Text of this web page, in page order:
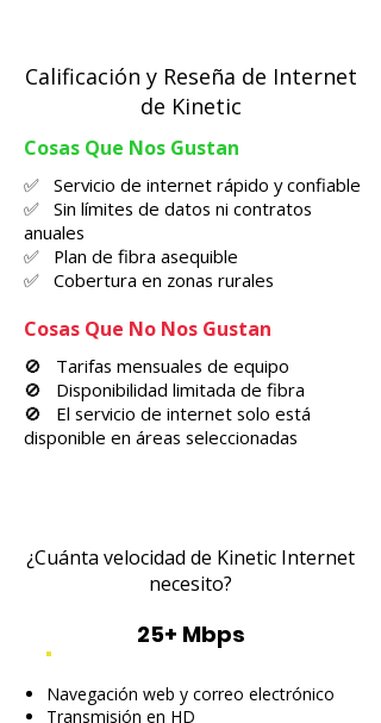
Calificación y Reseña de Internet
de Kinetic
Cosas Que Nos Gustan
✅ Servicio de internet rápido y confiable
✅ Sin límites de datos ni contratos
anuales
✅ Plan de fibra asequible
✅ Cobertura en zonas rurales
Cosas Que No Nos Gustan
🚫 Tarifas mensuales de equipo
🚫 Disponibilidad limitada de fibra
🚫 El servicio de internet solo está
disponible en áreas seleccionadas
¿Cuánta velocidad de Kinetic Internet
necesito?
25+ Mbps
Navegación web y correo electrónico
Transmisión en HD